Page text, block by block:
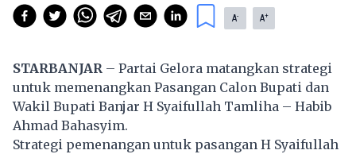
A- A+
STARBANJAR – Partai Gelora matangkan strategi
untuk memenangkan Pasangan Calon Bupati dan
Wakil Bupati Banjar H Syaifullah Tamliha – Habib
Ahmad Bahasyim.
Strategi pemenangan untuk pasangan H Syaifullah